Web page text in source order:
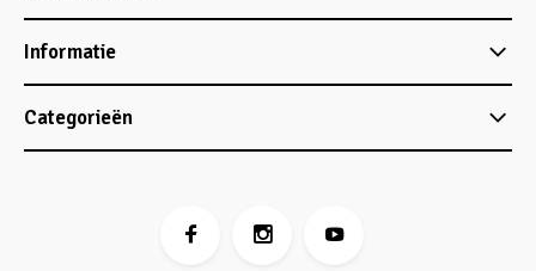
Informatie
Categorieën